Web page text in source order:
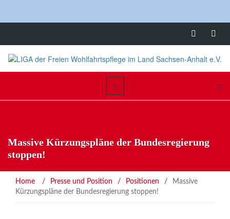
Massive Kürzungspläne der Bundesregierung
stoppen!
Home / Presse und Position / Positionen /
Massive
Kürzungspläne der Bundesregierung stoppen!